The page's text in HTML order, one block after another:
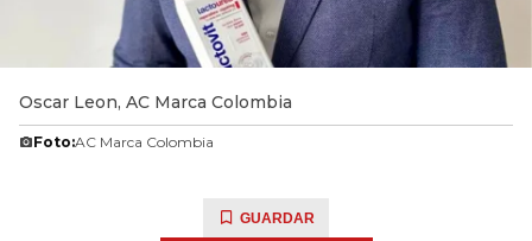
Oscar Leon, AC Marca Colombia
Foto:AC Marca Colombia
GUARDAR